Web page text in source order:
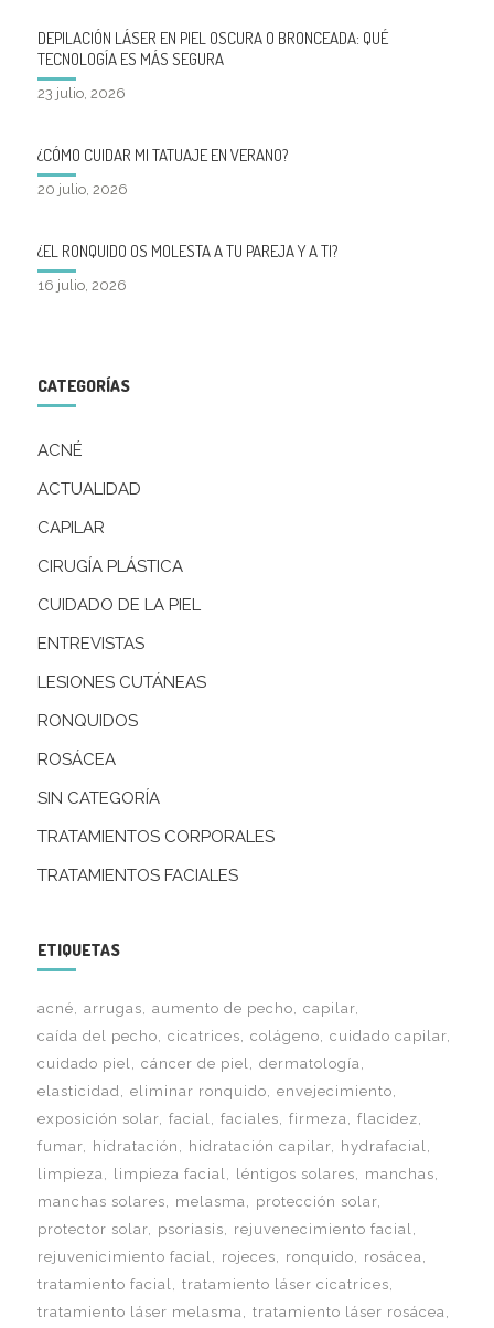
DEPILACIÓN LÁSER EN PIEL OSCURA O BRONCEADA: QUÉ
TECNOLOGÍA ES MÁS SEGURA
23 julio, 2026
¿CÓMO CUIDAR MI TATUAJE EN VERANO?
20 julio, 2026
¿EL RONQUIDO OS MOLESTA A TU PAREJA Y A TI?
16 julio, 2026
CATEGORÍAS
ACNÉ
ACTUALIDAD
CAPILAR
CIRUGÍA PLÁSTICA
CUIDADO DE LA PIEL
ENTREVISTAS
LESIONES CUTÁNEAS
RONQUIDOS
ROSÁCEA
SIN CATEGORÍA
TRATAMIENTOS CORPORALES
TRATAMIENTOS FACIALES
ETIQUETAS
acné arrugas aumento de pecho
capilar
caída del pecho
cicatrices colágeno
cuidado capilar
cuidado piel
cáncer de piel
dermatología
elasticidad
eliminar ronquido
envejecimiento
exposición solar
facial faciales firmeza
flacidez
fumar
hidratación hidratación capilar
hydrafacial
limpieza
limpieza facial léntigos solares
manchas
manchas solares
melasma
protección solar
protector solar
psoriasis
rejuvenecimiento facial
rejuvenicimiento facial
rojeces ronquido
rosácea
tratamiento facial
tratamiento láser cicatrices
tratamiento láser melasma
tratamiento láser rosácea